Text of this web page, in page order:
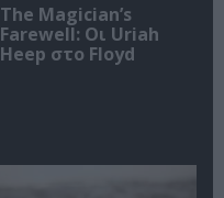
The Magician’s
Farewell: Οι Uriah
Heep στο Floyd